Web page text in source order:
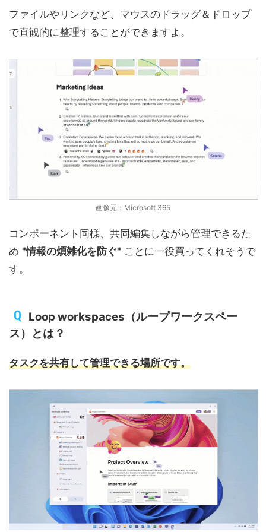
ファイルやリンクなど、マウスのドラッグ＆ドロップ
で直観的に整理することができますよ。
画像元：Microsoft 365
コンポーネント同様、共同編集しながら管理できるた
め "情報の煩雑化を防ぐ" ことに一役買ってくれそうで
す。
Loop workspaces（ループワークスペー
ス）とは？
タスクを共有して管理できる場所です。